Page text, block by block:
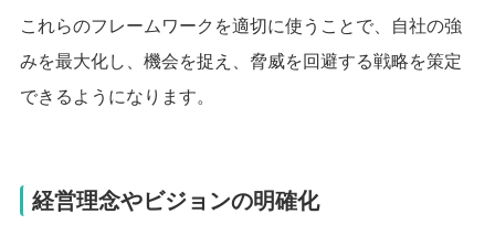
これらのフレームワークを適切に使うことで、自社の強
みを最大化し、機会を捉え、脅威を回避する戦略を策定
できるようになります。
経営理念やビジョンの明確化